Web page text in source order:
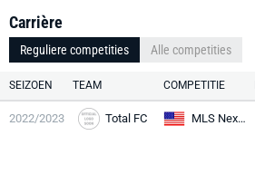
Carrière
Reguliere competities Alle competities
SEIZOEN TEAM COMPETITIE
2022/2023 Total FC MLS Next U16